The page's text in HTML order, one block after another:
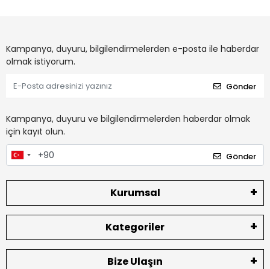
Kampanya, duyuru, bilgilendirmelerden e-posta ile haberdar
olmak istiyorum.
Gönder
Kampanya, duyuru ve bilgilendirmelerden haberdar olmak
için kayıt olun.
Gönder
Kurumsal
Kategoriler
Bize Ulaşın